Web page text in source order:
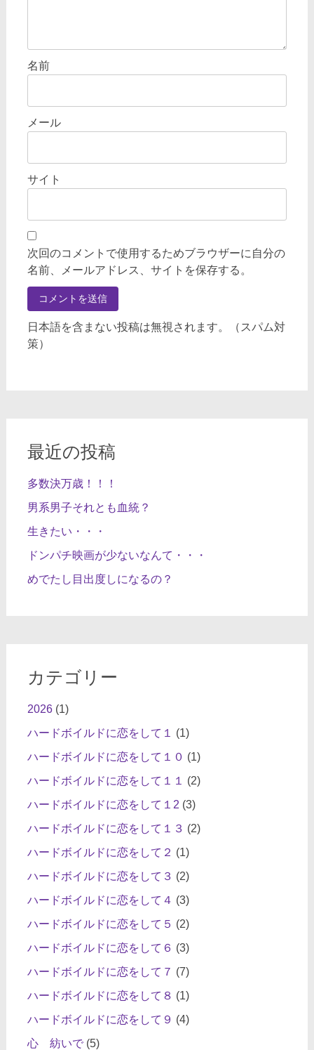
名前
メール
サイト
次回のコメントで使用するためブラウザーに自分の
名前、メールアドレス、サイトを保存する。
日本語を含まない投稿は無視されます。（スパム対
策）
最近の投稿
多数決万歳！！！
男系男子それとも血統？
生きたい・・・
ドンパチ映画が少ないなんて・・・
めでたし目出度しになるの？
カテゴリー
2026(1)
ハードボイルドに恋をして１
(1)
ハードボイルドに恋をして１０ (1)
ハードボイルドに恋をして１１
(2)
ハードボイルドに恋をして１2 (3)
ハードボイルドに恋をして１３ (2)
ハードボイルドに恋をして２ (1)
ハードボイルドに恋をして３ (2)
ハードボイルドに恋をして４ (3)
ハードボイルドに恋をして５ (2)
ハードボイルドに恋をして６ (3)
ハードボイルドに恋をして７ (7)
ハードボイルドに恋をして８ (1)
ハードボイルドに恋をして９ (4)
心 紡いで(5)